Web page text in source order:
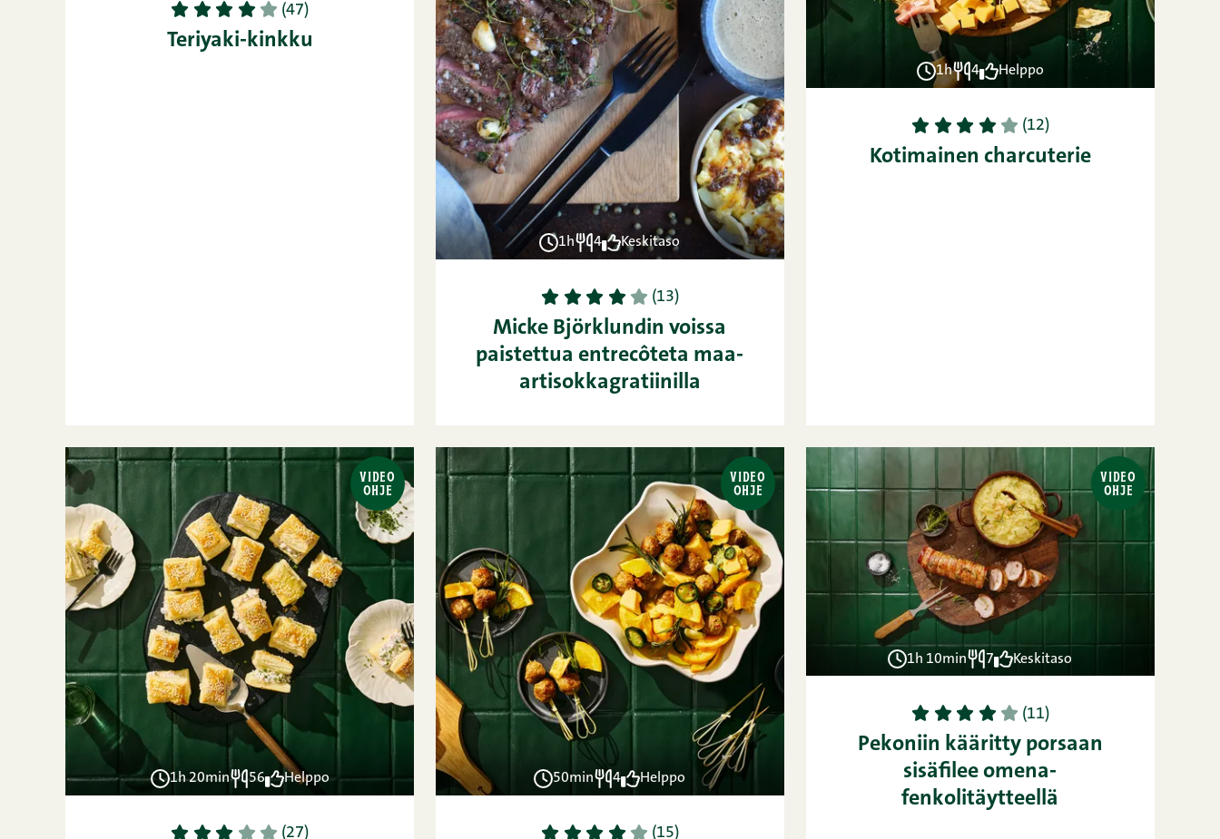
1 2 3 4 5 (47)
Teriyaki-kinkku
1h 4 Keskitaso
1 2 3 4 5 (13)
Micke Björklundin voissa
paistettua entrecôteta maa-
artisokkagratiinilla
1h 4 Helppo
1 2 3 4 5 (12)
Kotimainen charcuterie
VIDEO
OHJE
1h 20min 56 Helppo
1 2 3 4 5 (27)
VIDEO
OHJE
50min 4 Helppo
1 2 3 4 5 (15)
VIDEO
OHJE
1h 10min 7 Keskitaso
1 2 3 4 5 (11)
Pekoniin kääritty porsaan
sisäfilee omena-
fenkolitäytteellä